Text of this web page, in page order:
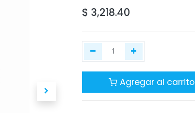
$ 3,218.40
Agregar al carrito